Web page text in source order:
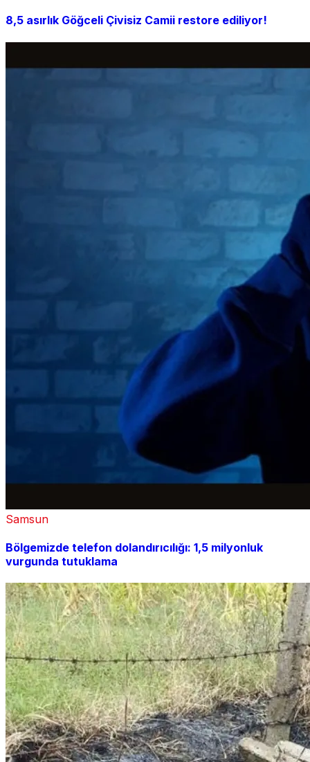
8,5 asırlık Göğceli Çivisiz Camii restore ediliyor!
Samsun
Bölgemizde telefon dolandırıcılığı: 1,5 milyonluk
vurgunda tutuklama